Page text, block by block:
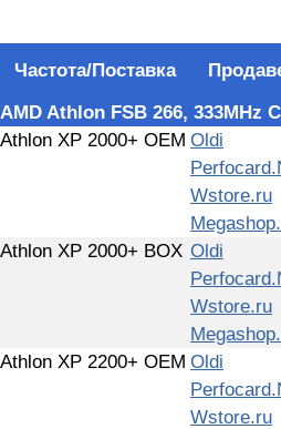
Частота/Поставка
AMD Athlon FSB 266, 333MHz
Athlon XP 2000+ OEM Oldi
Wstore.ru
Athlon XP 2000+ BOX Oldi
Wstore.ru
Athlon XP 2200+ OEM Oldi
Wstore.ru